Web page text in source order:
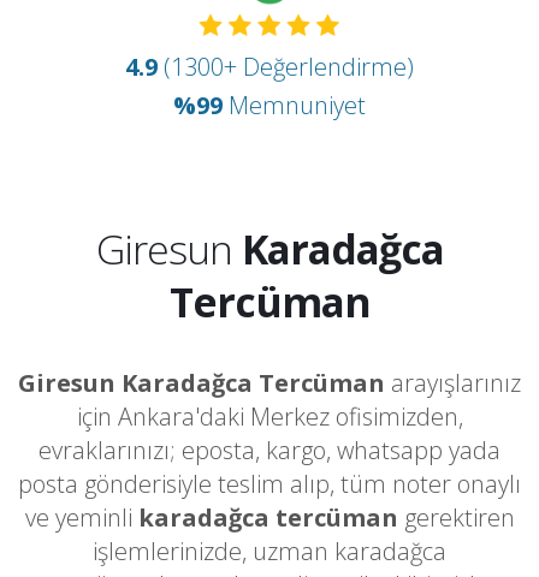
4.9 (1300+ Değerlendirme)
%99 Memnuniyet
Giresun Karadağca
Tercüman
Giresun Karadağca Tercüman arayışlarınız
için Ankara'daki Merkez ofisimizden,
evraklarınızı; eposta, kargo, whatsapp yada
posta gönderisiyle teslim alıp, tüm noter onaylı
ve yeminli karadağca tercüman gerektiren
işlemlerinizde, uzman karadağca